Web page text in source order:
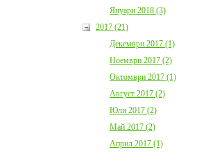
Януари 2018 (3)
2017 (21)
Декември 2017 (1)
Ноември 2017 (2)
Октомври 2017 (1)
Август 2017 (2)
Юли 2017 (2)
Май 2017 (2)
Април 2017 (1)